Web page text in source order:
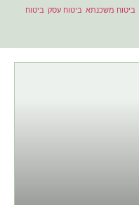
ביטוח משכנתא ביטוח עסק ביטוח